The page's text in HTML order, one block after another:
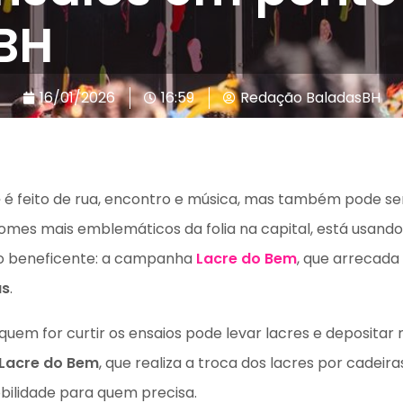
16/01/2026 16:59 Redação BaladasBH
é feito de rua, encontro e música, mas também pode
mais emblemáticos da folia na capital, está
a campanha Lacre do Bem, que
.
for curtir os ensaios pode levar lacres e depositar
do Bem, que realiza a troca dos lacres por
para quem precisa.